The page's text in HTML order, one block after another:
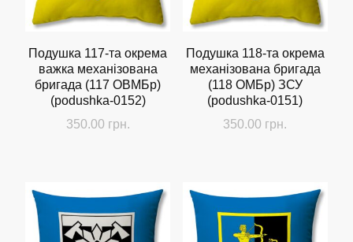
Подушка 117-та окрема
важка механізована
бригада (117 ОВМБр)
(podushka-0152)
350.00 грн.
Подушка 118-та окрема
механізована бригада
(118 ОМБр) ЗСУ
(podushka-0151)
350.00 грн.